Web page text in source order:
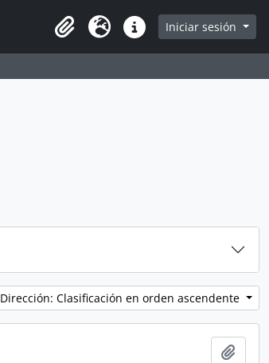
Portapapeles
Idioma Enlaces rápidos
Iniciar sesión
Dirección: Clasificación en orden ascendente